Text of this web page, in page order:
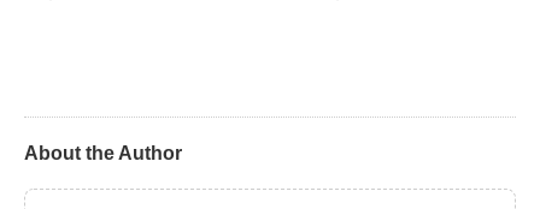
About the Author